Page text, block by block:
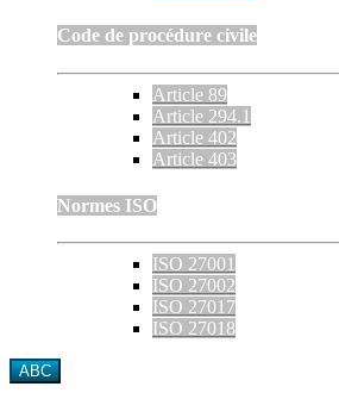
Code de procédure civile
Article 89
Article 294.1
Article 402
Article 403
Normes ISO
ISO 27001
ISO 27002
ISO 27017
ISO 27018
ABC